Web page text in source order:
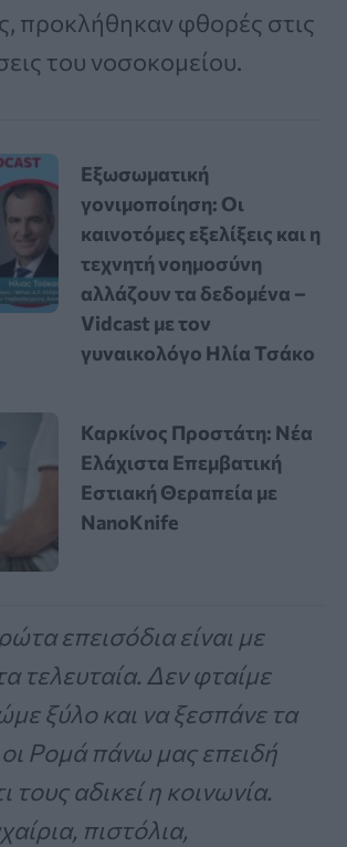
προκλήθηκαν φθορές στις
του νοσοκομείου.
Εξωσωματική
γονιμοποίηση: Οι
καινοτόμες εξελίξεις και η
τεχνητή νοημοσύνη
αλλάζουν τα δεδομένα –
Vidcast με τον
γυναικολόγο Ηλία Τσάκο
Καρκίνος Προστάτη: Νέα
Ελάχιστα Επεμβατική
Εστιακή Θεραπεία με
NanoKnife
επεισόδια είναι με
τελευταία. Δεν φταίμε
ξύλο και να ξεσπάνε τα
Ρομά πάνω μας επειδή
τους αδικεί η κοινωνία.
πιστόλια,